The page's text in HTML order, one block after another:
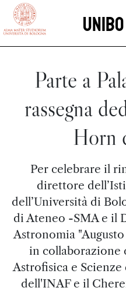
vai al contenuto della pagina
Unibo
Parte a
rassegna
Horn
Per celebrare il
direttore
dell’Università di
di Ateneo -SMA e il
Astronomia
in collaborazione
Astrofisica e
dell'INAF e il